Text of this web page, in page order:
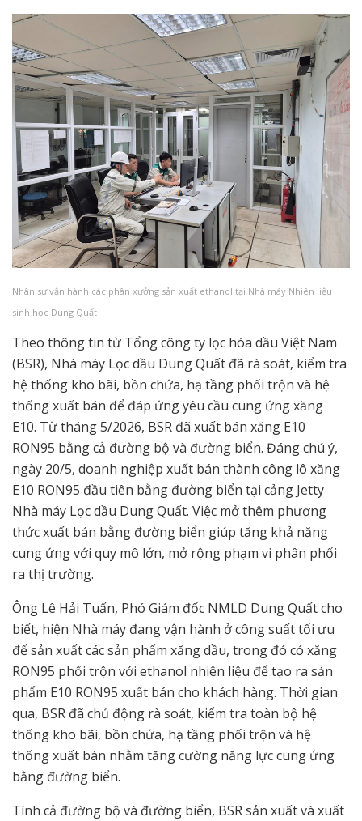
Nhân sự vận hành các phân xưởng sản xuất ethanol tại Nhà máy Nhiên liệu
sinh học Dung Quất
Theo thông tin từ Tổng công ty lọc hóa dầu Việt Nam
(BSR), Nhà máy Lọc dầu Dung Quất đã rà soát, kiểm tra
hệ thống kho bãi, bồn chứa, hạ tầng phối trộn và hệ
thống xuất bán để đáp ứng yêu cầu cung ứng xăng
E10. Từ tháng 5/2026, BSR đã xuất bán xăng E10
RON95 bằng cả đường bộ và đường biển. Đáng chú ý,
ngày 20/5, doanh nghiệp xuất bán thành công lô xăng
E10 RON95 đầu tiên bằng đường biển tại cảng Jetty
Nhà máy Lọc dầu Dung Quất. Việc mở thêm phương
thức xuất bán bằng đường biển giúp tăng khả năng
cung ứng với quy mô lớn, mở rộng phạm vi phân phối
ra thị trường.
Ông Lê Hải Tuấn, Phó Giám đốc NMLD Dung Quất cho
biết, hiện Nhà máy đang vận hành ở công suất tối ưu
để sản xuất các sản phẩm xăng dầu, trong đó có xăng
RON95 phối trộn với ethanol nhiên liệu để tạo ra sản
phẩm E10 RON95 xuất bán cho khách hàng. Thời gian
qua, BSR đã chủ động rà soát, kiểm tra toàn bộ hệ
thống kho bãi, bồn chứa, hạ tầng phối trộn và hệ
thống xuất bán nhằm tăng cường năng lực cung ứng
bằng đường biển.
Tính cả đường bộ và đường biển, BSR sản xuất và xuất